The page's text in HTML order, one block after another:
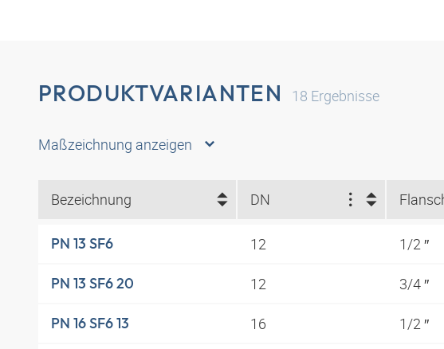
PRODUKTVARIANTEN 18 Ergebnisse
Maßzeichnung anzeigen
Bezeichnung DN
PN 13 SF6 12 1/2 ″
PN 13 SF6 20 12 3/4 ″
PN 16 SF6 13 16 1/2 ″